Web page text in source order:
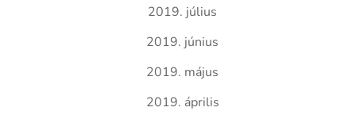
2019. július
2019. június
2019. május
2019. április